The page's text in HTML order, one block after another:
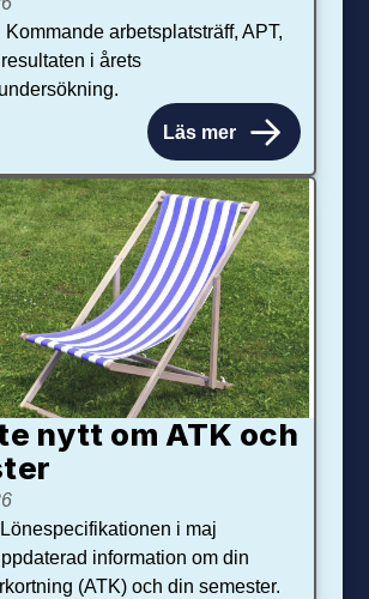
arbetsplatsträff, APT,
i årets
Läs mer
nytt om ATK och
i maj
information om din
(ATK) och din semester.